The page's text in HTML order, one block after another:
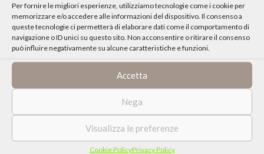
Per fornire le migliori esperienze, utilizziamo tecnologie come i cookie per
memorizzare e/o accedere alle informazioni del dispositivo. Il consenso a
queste tecnologie ci permetterà di elaborare dati come il comportamento di
navigazione o ID unici su questo sito. Non acconsentire o ritirare il consenso
può influire negativamente su alcune caratteristiche e funzioni.
Accetta
Nega
Visualizza le preferenze
Cookie PolicyPrivacy Policy
CONDIVIDI QUESTO EVENTO